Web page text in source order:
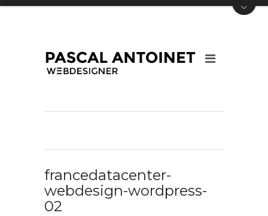
francedatacenter-
webdesign-wordpress-
02